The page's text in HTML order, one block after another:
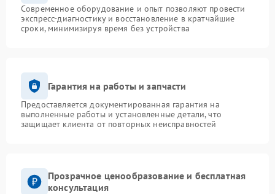
Современное оборудование и опыт позволяют провести
экспресс-диагностику и восстановление в кратчайшие
сроки, минимизируя время без устройства
Гарантия на работы и запчасти
Предоставляется документированная гарантия на
выполненные работы и установленные детали, что
защищает клиента от повторных неисправностей
Прозрачное ценообразование и бесплатная
консультация